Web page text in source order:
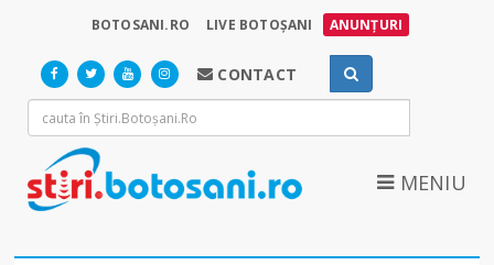
BOTOSANI.RO LIVE BOTOȘANI ANUNȚURI
CONTACT
MENIU